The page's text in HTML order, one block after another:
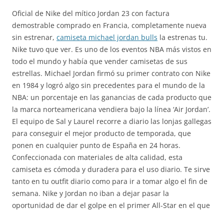
Oficial de Nike del mítico Jordan 23 con factura
demostrable comprado en Francia, completamente nueva
sin estrenar, camiseta michael jordan bulls la estrenas tu.
Nike tuvo que ver. Es uno de los eventos NBA más vistos en
todo el mundo y había que vender camisetas de sus
estrellas. Michael Jordan firmó su primer contrato con Nike
en 1984 y logró algo sin precedentes para el mundo de la
NBA: un porcentaje en las ganancias de cada producto que
la marca norteamericana vendiera bajo la línea ‘Air Jordan’.
El equipo de Sal y Laurel recorre a diario las lonjas gallegas
para conseguir el mejor producto de temporada, que
ponen en cualquier punto de España en 24 horas.
Confeccionada con materiales de alta calidad, esta
camiseta es cómoda y duradera para el uso diario. Te sirve
tanto en tu outfit diario como para ir a tomar algo el fin de
semana. Nike y Jordan no iban a dejar pasar la
oportunidad de dar el golpe en el primer All-Star en el que